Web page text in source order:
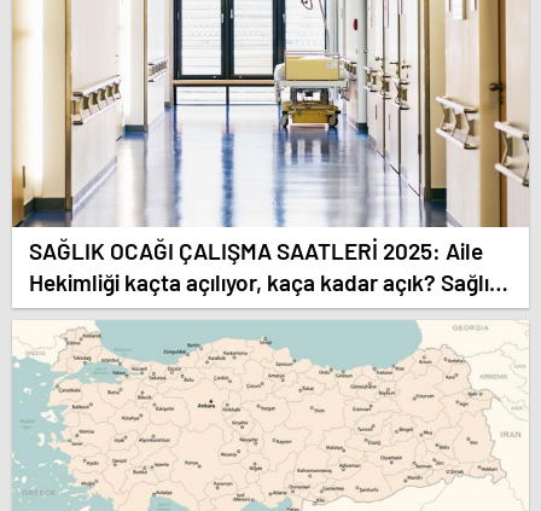
SAĞLIK OCAĞI ÇALIŞMA SAATLERİ 2025: Aile
Hekimliği kaçta açılıyor, kaça kadar açık? Sağlık
ocağı hafta sonu açık mı?